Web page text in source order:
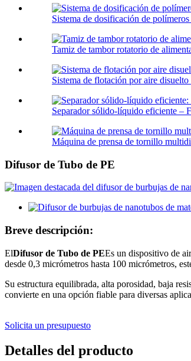
Sistema de dosificación de
Tamiz de tambor rotatorio de
Sistema de flotación por aire
Separador sólido-líquido eficiente –
Máquina de prensa de tornillo
Difusor de Tubo de PE
Breve descripción:
ElDifusor de Tubo de PEEs un dispositivo de
desde 0,3 micrómetros hasta 100 micrómetros,
Su estructura equilibrada, alta porosidad, baja
convierte en una opción fiable para diversas
Solicita un presupuesto
Detalles del producto